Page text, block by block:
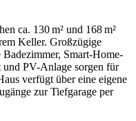
ca. 130 m² und 168 m²
Keller. Großzügige
Smart-Home-
PV-Anlage sorgen für
verfügt über eine eigene
zur Tiefgarage per